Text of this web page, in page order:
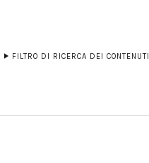
FILTRO DI RICERCA DEI CONTENUTI